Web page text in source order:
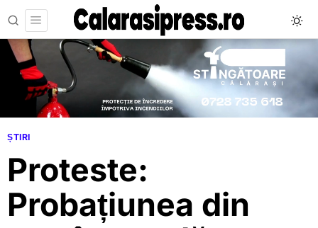
ȘTIRI
Proteste:
Probațiunea din